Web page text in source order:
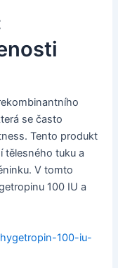
se často
Tento produkt
tělesného tuku a
V tomto
100 IU a
100-iu-